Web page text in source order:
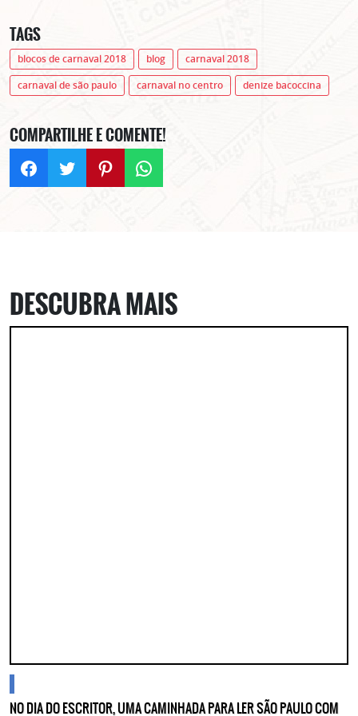
TAGS
blocos de carnaval 2018 blog
carnaval 2018
carnaval de são paulo
carnaval no centro denize bacoccina
COMPARTILHE E COMENTE!
DESCUBRA MAIS
NO DIA DO ESCRITOR, UMA CAMINHADA PARA LER SÃO PAULO COM
ASSINE GRATUITAMENTE
NOSSA NEWSLETTER!